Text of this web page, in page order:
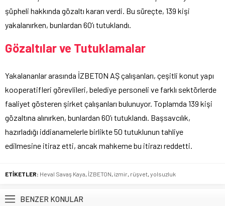
şüpheli hakkında gözaltı kararı verdi. Bu süreçte, 139 kişi
yakalanırken, bunlardan 60’ı tutuklandı.
Gözaltılar ve Tutuklamalar
Yakalananlar arasında İZBETON AŞ çalışanları, çeşitli konut yapı
kooperatifleri görevlileri, belediye personeli ve farklı sektörlerde
faaliyet gösteren şirket çalışanları bulunuyor. Toplamda 139 kişi
gözaltına alınırken, bunlardan 60’ı tutuklandı. Başsavcılık,
hazırladığı iddianamelerle birlikte 50 tutuklunun tahliye
edilmesine itiraz etti, ancak mahkeme bu itirazı reddetti.
ETİKETLER: Heval Savaş Kaya, İZBETON, izmir, rüşvet, yolsuzluk
BENZER KONULAR